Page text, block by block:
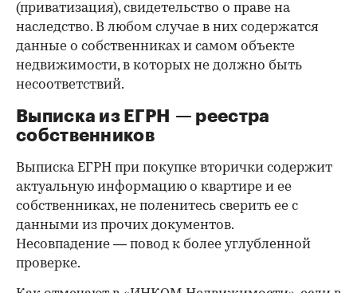
(приватизация), свидетельство о праве на
наследство. В любом случае в них содержатся
данные о собственниках и самом объекте
недвижимости, в которых не должно быть
несоответствий.
Выписка из ЕГРН — реестра
собственников
Выписка ЕГРН при покупке вторички содержит
актуальную информацию о квартире и ее
собственниках, не поленитесь сверить ее с
данными из прочих документов.
Несовпадение — повод к более углубленной
проверке.